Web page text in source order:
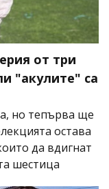
от три
"акулите" са
но тепърва ще
остава
да вдигнат
шестица